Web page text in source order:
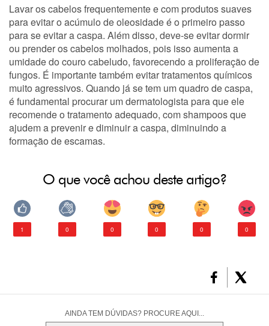
DERMACLUB
CONSULTORIA DE PRODUTOS VICHY
Lavar os cabelos frequentemente e com produtos suaves
para evitar o acúmulo de oleosidade é o primeiro passo
para se evitar a caspa. Além disso, deve-se evitar dormir
ou prender os cabelos molhados, pois isso aumenta a
umidade do couro cabeludo, favorecendo a proliferação de
fungos. É importante também evitar tratamentos químicos
muito agressivos. Quando já se tem um quadro de caspa,
é fundamental procurar um dermatologista para que ele
recomende o tratamento adequado, com shampoos que
ajudem a prevenir e diminuir a caspa, diminuindo a
formação de escamas.
O que você achou deste artigo?
1 0 0 0 0 0
AINDA TEM DÚVIDAS? PROCURE AQUI...